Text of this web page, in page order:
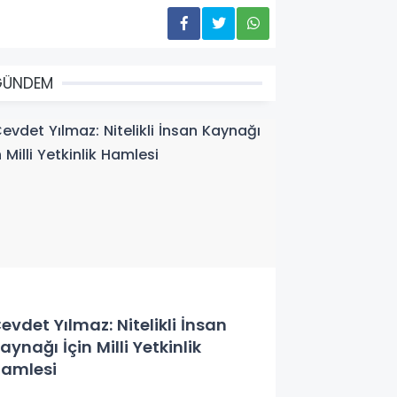
Yılmaz: Nitelikli İnsan
İçin Milli Yetkinlik